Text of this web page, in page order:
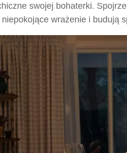
swojej bohaterki.
wrażenie i budują